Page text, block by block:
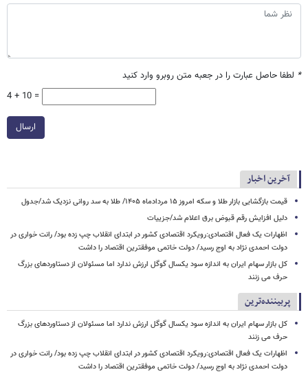
* لطفا حاصل عبارت را در جعبه متن روبرو وارد کنید
4 + 10 =
ارسال
آخرین اخبار
قیمت بازگشایی بازار طلا و سکه امروز ۱۵ مردادماه ۱۴۰۵/ طلا به سد روانی نزدیک شد/جدول
دلیل افزایش رقم قبوض برق اعلام شد/جزییات
اظهارات یک فعال اقتصادی:رویکرد اقتصادی کشور در ابتدای انقلاب چپ زده بود/ رانت خواری در
دولت احمدی نژاد به اوج رسید/ دولت خاتمی موفقترین اقتصاد را داشت
کل بازار سهام ایران به اندازه سود یکسال گوگل ارزش ندارد اما مسئولان از دستاوردهای بزرگ
حرف می زنند
پربیننده‌ترین
کل بازار سهام ایران به اندازه سود یکسال گوگل ارزش ندارد اما مسئولان از دستاوردهای بزرگ
حرف می زنند
اظهارات یک فعال اقتصادی:رویکرد اقتصادی کشور در ابتدای انقلاب چپ زده بود/ رانت خواری در
دولت احمدی نژاد به اوج رسید/ دولت خاتمی موفقترین اقتصاد را داشت